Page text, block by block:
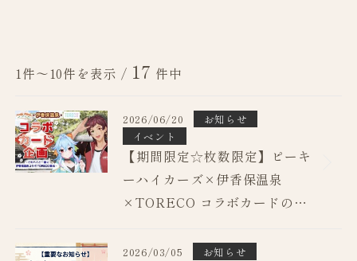
1件～10件を表示 / 17 件中
2026/06/20
お知らせ
イベント
【期間限定☆枚数限定】ピーキ
ーハイカーズ×伊香保温泉
×TORECO コラボカードの販
2026/03/05 お知らせ